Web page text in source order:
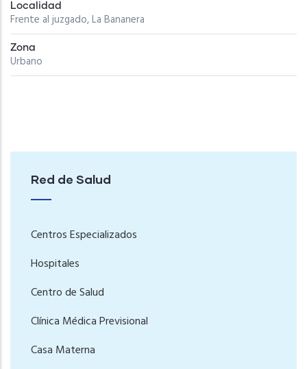
Localidad
Frente al juzgado, La Bananera
Zona
Urbano
Red de Salud
Centros Especializados
Hospitales
Centro de Salud
Clínica Médica Previsional
Casa Materna